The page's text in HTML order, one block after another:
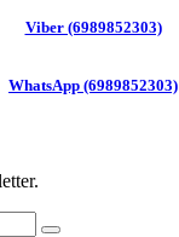
Viber (6989852303)
WhatsApp (6989852303)